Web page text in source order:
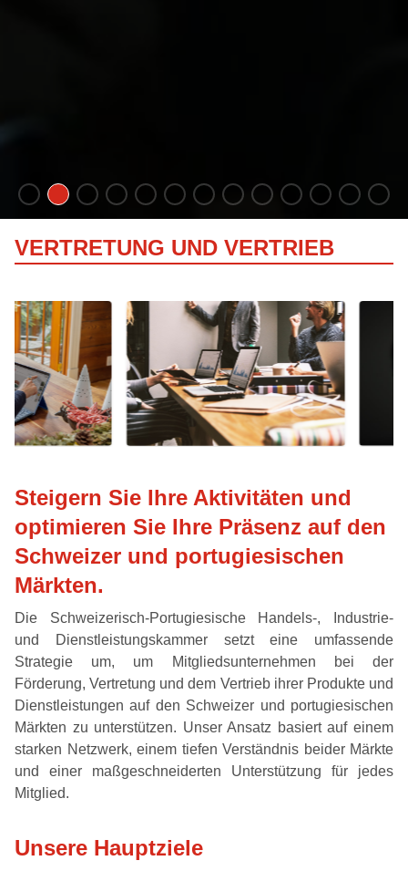
VERTRETUNG UND VERTRIEB
Steigern Sie Ihre Aktivitäten und
optimieren Sie Ihre Präsenz auf den
Schweizer und portugiesischen
Märkten.
Die Schweizerisch-Portugiesische Handels-, Industrie-
und Dienstleistungskammer setzt eine umfassende
Strategie um, um Mitgliedsunternehmen bei der
Förderung, Vertretung und dem Vertrieb ihrer Produkte und
Dienstleistungen auf den Schweizer und portugiesischen
Märkten zu unterstützen. Unser Ansatz basiert auf einem
starken Netzwerk, einem tiefen Verständnis beider Märkte
und einer maßgeschneiderten Unterstützung für jedes
Mitglied.
Unsere Hauptziele